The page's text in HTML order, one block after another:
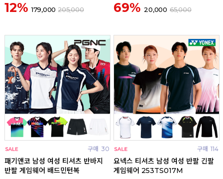
12% 179,000 205,000 69% 20,000 65,000
구매 30
패기앤코 남성 여성 티셔츠 반바지
반팔 게임웨어 배드민턴복
구매 114
요넥스 티셔츠 남성 여성 반팔 긴팔
게임웨어 253TS017M